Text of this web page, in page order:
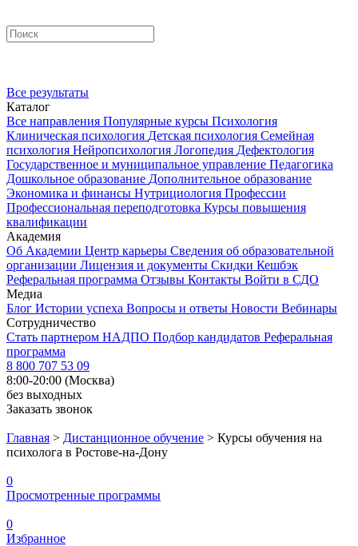
Все результаты
Каталог
Все направления Популярные курсы Психология
Клиническая психология Детская психология Семейная
психология Нейропсихология Логопедия Дефектология
Государственное и муниципальное управление Педагогика
Дошкольное образование Дополнительное образование
Экономика и финансы Нутрициология Профессии
Профессиональная переподготовка Курсы повышения
квалификации
Академия
Об Академии Центр карьеры Сведения об образовательной
организации Лицензия и документы Скидки Кешбэк
Реферальная программа Отзывы Контакты Войти в СДО
Медиа
Блог Истории успеха Вопросы и ответы Новости Вебинары
Сотрудничество
Стать партнером НАДПО Подбор кандидатов Реферальная
программа
8 800 707 53 09
8:00-20:00 (Москва)
без выходных
Заказать звонок
Главная > Дистанционное обучение > Курсы обучения на
психолога в Ростове-на-Дону
0
Просмотренные программы
0
Избранное